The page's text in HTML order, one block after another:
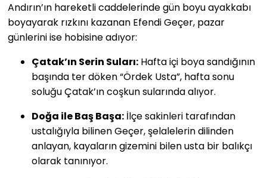
Andırın’ın hareketli caddelerinde gün boyu ayakkabı
boyayarak rızkını kazanan Efendi Geçer, pazar
günlerini ise hobisine adıyor:
Çatak’ın Serin Suları: Hafta içi boya sandığının
başında ter döken “Ördek Usta”, hafta sonu
soluğu Çatak’ın coşkun sularında alıyor.
Doğa ile Baş Başa: İlçe sakinleri tarafından
ustalığıyla bilinen Geçer, şelalelerin dilinden
anlayan, kayaların gizemini bilen usta bir balıkçı
olarak tanınıyor.